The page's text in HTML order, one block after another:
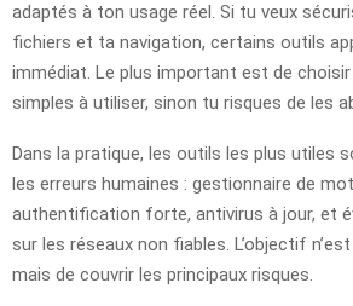
adaptés à ton usage réel. Si tu veux
fichiers et ta navigation, certains outils
immédiat. Le plus important est de
simples à utiliser, sinon tu risques de les
Dans la pratique, les outils les plus utiles
les erreurs humaines : gestionnaire de
authentification forte, antivirus à jour, et
sur les réseaux non fiables. L’objectif
mais de couvrir les principaux risques.